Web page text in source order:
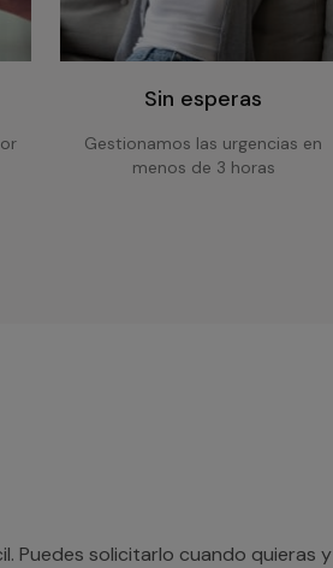
Sin esperas
Gestionamos las urgencias en
menos de 3 horas
Puedes solicitarlo cuando quieras y